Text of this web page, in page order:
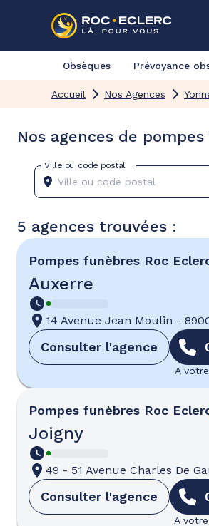
Obsèques Prévoyance
Accueil Nos Agences
Nos agences de
Ville ou code postal
5 agences trouvées :
Pompes funèbres Roc
Auxerre
14 Avenue Jean Moulin -
Consulter l'agence
A
Pompes funèbres Roc
Joigny
49 - 51 Avenue Charles De
Consulter l'agence
A